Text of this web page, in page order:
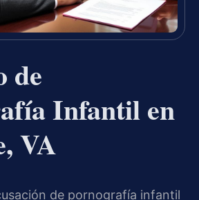
de
Infantil en
VA
de pornografía infantil